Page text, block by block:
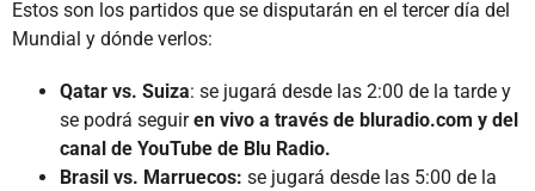
Estos son los partidos que se disputarán en el tercer día del
Mundial y dónde verlos:
Qatar vs. Suiza: se jugará desde las 2:00 de la tarde y
se podrá seguiren vivo a través de bluradio.com y del
canal de YouTube de Blu Radio.
Brasil vs. Marruecos: se jugará desde las 5:00 de la